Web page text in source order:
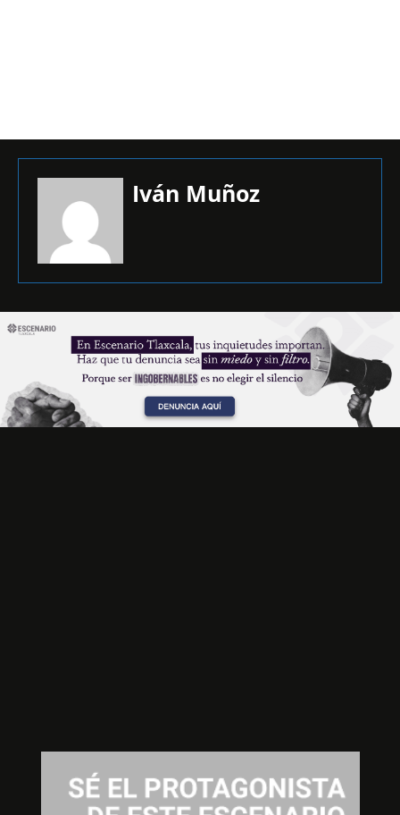
Iván Muñoz